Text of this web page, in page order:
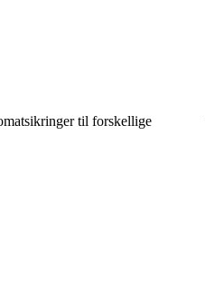
til forskellige